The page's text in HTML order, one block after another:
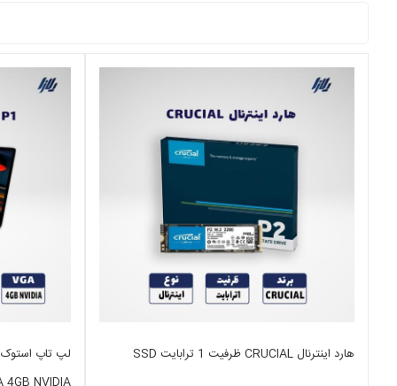
هارد اینترنال CRUCIAL ظرفیت 1 ترابایت SSD